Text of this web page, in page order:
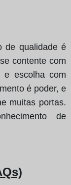
de qualidade é
contente com
e escolha com
é poder, e
muitas portas.
de